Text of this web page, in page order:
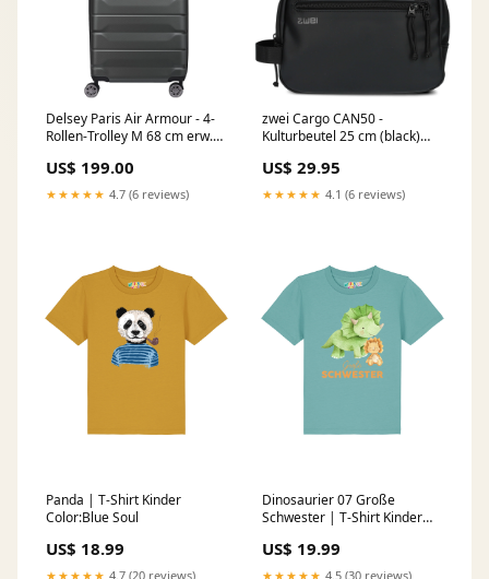
Delsey Paris Air Armour - 4-
Rollen-Trolley M 68 cm erw.
US$ 199.00
★★★★★ 4.7 (6 reviews)
zwei Cargo CAN50 -
Kulturbeutel 25 cm (black)
US$ 29.95
★★★★★ 4.1 (6 reviews)
Panda | T-Shirt Kinder
Color:Blue Soul
US$ 18.99
★★★★★ 4.7 (20 reviews)
Dinosaurier 07 Große
Schwester | T-Shirt Kinder
US$ 19.99
★★★★★ 4.5 (30 reviews)